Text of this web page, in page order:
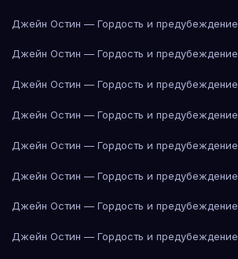
Джейн Остин — Гордость и предубеждение
Джейн Остин — Гордость и предубеждение
Джейн Остин — Гордость и предубеждение
Джейн Остин — Гордость и предубеждение
Джейн Остин — Гордость и предубеждение
Джейн Остин — Гордость и предубеждение
Джейн Остин — Гордость и предубеждение
Джейн Остин — Гордость и предубеждение